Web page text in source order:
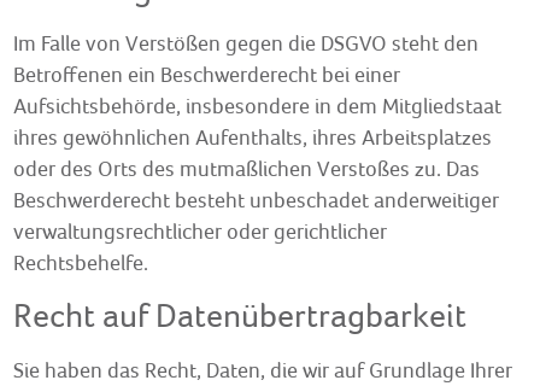
Im Falle von Verstößen gegen die DSGVO steht den
Betroffenen ein Beschwerderecht bei einer
Aufsichtsbehörde, insbesondere in dem Mitgliedstaat
ihres gewöhnlichen Aufenthalts, ihres Arbeitsplatzes
oder des Orts des mutmaßlichen Verstoßes zu. Das
Beschwerderecht besteht unbeschadet anderweitiger
verwaltungsrechtlicher oder gerichtlicher
Rechtsbehelfe.
Recht auf Daten­übertrag­barkeit
Sie haben das Recht, Daten, die wir auf Grundlage Ihrer